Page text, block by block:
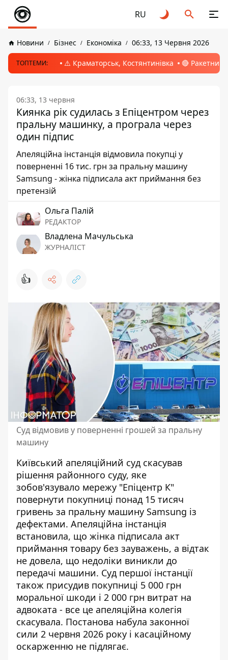
RU
Новини Бізнес Економіка 06:33, 13 Червня 2026
ТОПТЕМИ: ⚠️ Краматорськ, Костянтинівка 🔴 Ракетний
06:33, 13 червня
Киянка рік судилась з Епіцентром через
пральну машинку, а програла через
один підпис
Апеляційна інстанція відмовила покупці у
поверненні 16 тис. грн за пральну машину
Samsung - жінка підписала акт приймання без
претензій
Ольга Палій
РЕДАКТОР
Владлена Мачульська
ЖУРНАЛІСТ
👍
Суд відмовив у поверненні грошей за пральну
машину
Київський апеляційний суд скасував
рішення районного суду, яке
зобов'язувало мережу "Епіцентр К"
повернути покупниці понад 15 тисяч
гривень за пральну машину Samsung із
дефектами. Апеляційна інстанція
встановила, що жінка підписала акт
приймання товару без зауважень, а відтак
не довела, що недоліки виникли до
передачі машини. Суд першої інстанції
також присудив покупниці 5 000 грн
моральної шкоди і 2 000 грн витрат на
адвоката - все це апеляційна колегія
скасувала. Постанова набула законної
сили 2 червня 2026 року і касаційному
оскарженню не підлягає.